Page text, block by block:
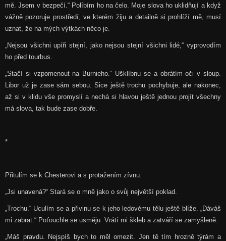
mě. Jsem v bezpečí.“ Políbím ho na čelo. Moje slova ho uklidňují a když
vážně pozoruje prostředí, ve kterém žiju a detailně si prohlíží mě, musí
uznat, že na mých výtkách něco je.
„Nejsou všichni upíři stejní, jako nejsou stejní všichni lidé,“ vyprovodím
ho před tourbus.
„Stačí si vzpomenout na Burnieho.“ Ušklíbnu se a obrátím oči v sloup.
Libor už je zase sám sebou. Sice ještě trochu pochybuje, ale nakonec,
až si v klidu vše promyslí a nechá si hlavou ještě jednou projít všechny
má slova, tak bude zase dobře.
*
Přitulím se k Chesterovi a s protažením zívnu.
„Jsi unavená?“ Stará se o mně jako o svůj největší poklad.
„Trochu.“ Uculím se a přivinu se k jeho ledovému tělu ještě blíže. „Dáváš
mi zabrat.“ Poťouchle se usměju. Vrátí mi škleb a zatváří se zamyšleně.
„Máš pravdu. Nejspíš bych to měl omezit. Jen tě tím hrozně týrám a